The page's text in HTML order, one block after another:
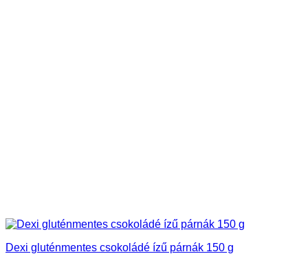
Dexi gluténmentes csokoládé ízű párnák 150 g